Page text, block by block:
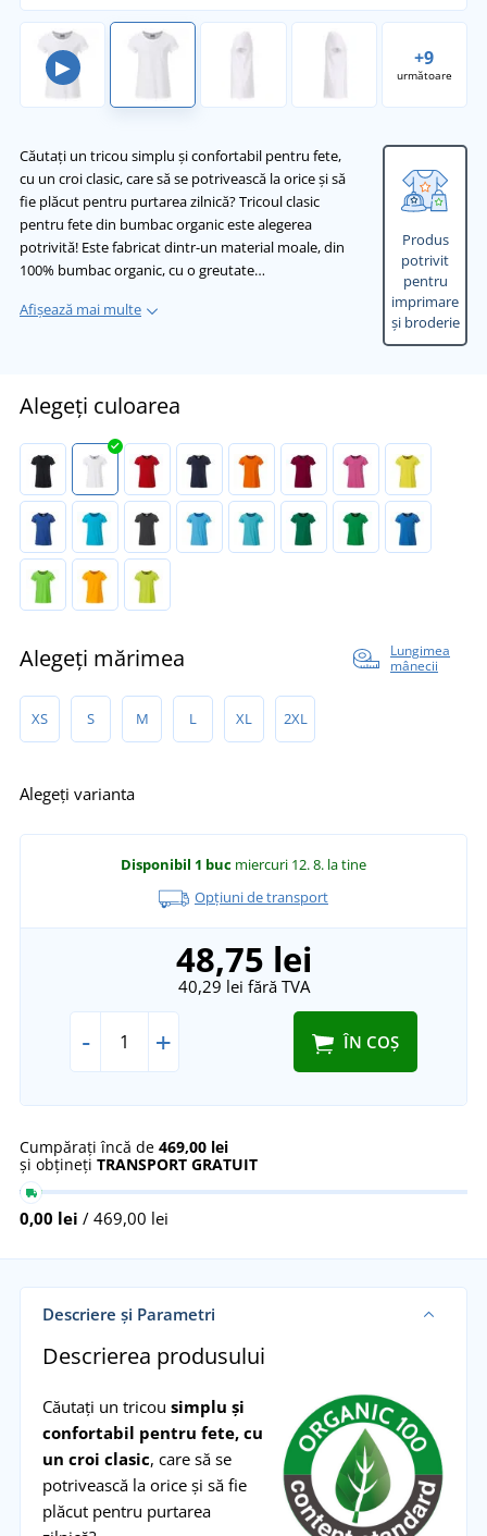
▶ +9
următoare
Căutați un tricou simplu și confortabil pentru fete,
cu un croi clasic, care să se potrivească la orice și să
fie plăcut pentru purtarea zilnică? Tricoul clasic
pentru fete din bumbac organic este alegerea
potrivită! Este fabricat dintr-un material moale, din
100% bumbac organic, cu o greutate…
Afișează mai multe
Produs
potrivit
pentru
imprimare
și broderie
Alegeți culoarea
Alegeți mărimea
Lungimea
mânecii
XS S M L XL 2XL
Alegeți varianta
Disponibil 1 buc miercuri 12. 8. la tine
Opțiuni de transport
48,75 lei
40,29 lei fără TVA
- + ÎN COȘ
Cumpărați încă de 469,00 lei
și obțineți TRANSPORT GRATUIT
0,00 lei / 469,00 lei
Descriere și Parametri
Descrierea produsului
Căutați un tricou simplu și
confortabil pentru fete, cu
un croi clasic, care să se
potrivească la orice și să fie
plăcut pentru purtarea